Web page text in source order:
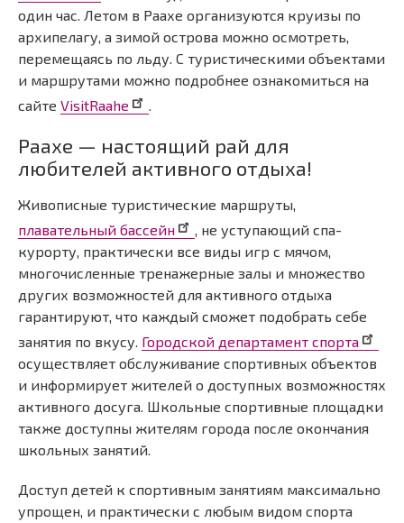
один час. Летом в Раахе организуются круизы по
архипелагу, а зимой острова можно осмотреть,
перемещаясь по льду. С туристическими объектами
и маршрутами можно подробнее ознакомиться на
сайте VisitRaahe .
Раахе — настоящий рай для
любителей активного отдыха!
Живописные туристические маршруты,
плавательный бассейн
, не уступающий спа-
курорту, практически все виды игр с мячом,
многочисленные тренажерные залы и множество
других возможностей для активного отдыха
гарантируют, что каждый сможет подобрать себе
занятия по вкусу. Городской департамент спорта
осуществляет обслуживание спортивных объектов
и информирует жителей о доступных возможностях
активного досуга. Школьные спортивные площадки
также доступны жителям города после окончания
школьных занятий.
Доступ детей к спортивным занятиям максимально
упрощен, и практически с любым видом спорта